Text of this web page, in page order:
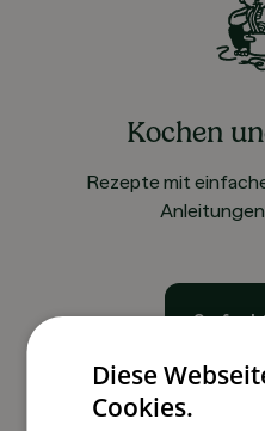
Kochen
Rezepte mit
So
Diese
Cookies.